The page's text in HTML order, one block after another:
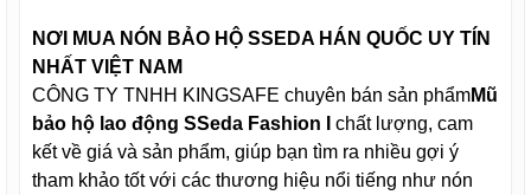
NƠI MUA NÓN BẢO HỘ SSEDA HÁN QUỐC UY TÍN
NHẤT VIỆT NAM
CÔNG TY TNHH KINGSAFE chuyên bán sản phẩmMũ
bảo hộ lao động SSeda Fashion I
chất lượng, cam
kết về giá và sản phẩm, giúp bạn tìm ra nhiều gợi ý
tham khảo tốt với các thương hiệu nổi tiếng như nón